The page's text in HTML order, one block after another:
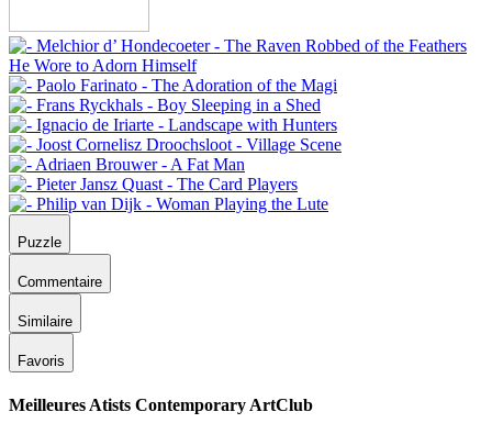
Puzzle
Commentaire
Similaire
Favoris
Meilleures Atists Contemporary ArtClub